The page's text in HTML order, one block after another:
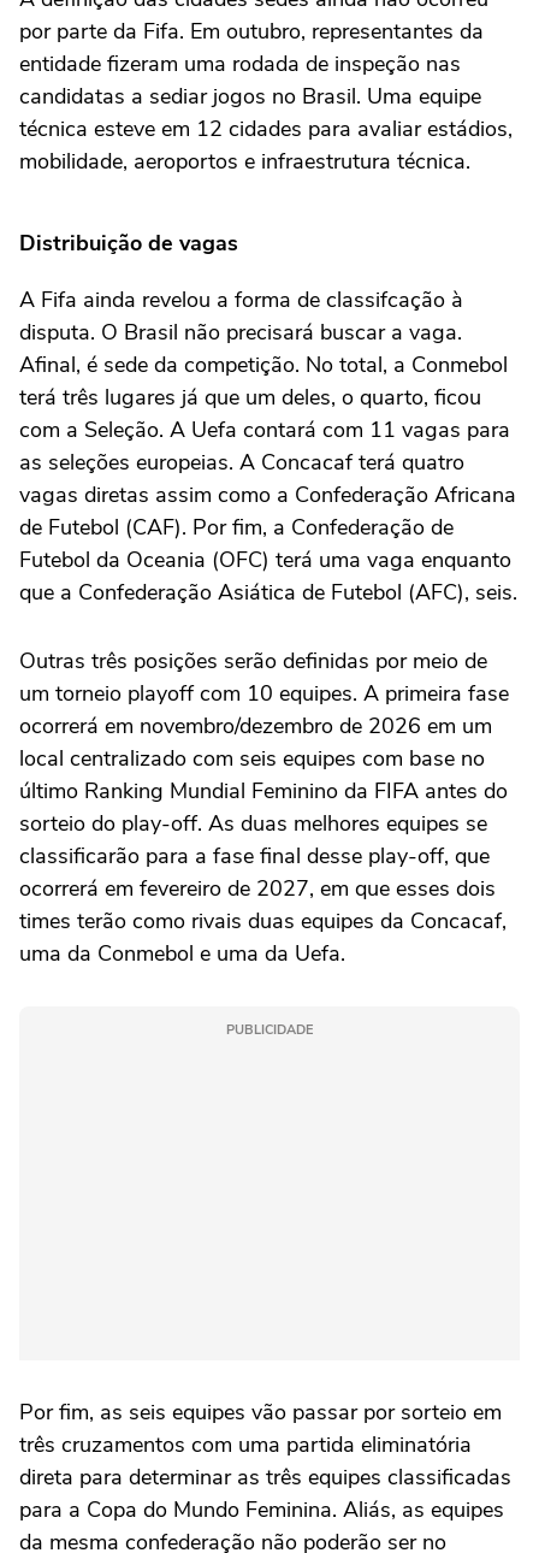
por parte da Fifa. Em outubro, representantes da
entidade fizeram uma rodada de inspeção nas
candidatas a sediar jogos no Brasil. Uma equipe
técnica esteve em 12 cidades para avaliar estádios,
mobilidade, aeroportos e infraestrutura técnica.
Distribuição de vagas
A Fifa ainda revelou a forma de classifcação à
disputa. O Brasil não precisará buscar a vaga.
Afinal, é sede da competição. No total, a Conmebol
terá três lugares já que um deles, o quarto, ficou
com a Seleção. A Uefa contará com 11 vagas para
as seleções europeias. A Concacaf terá quatro
vagas diretas assim como a Confederação Africana
de Futebol (CAF). Por fim, a Confederação de
Futebol da Oceania (OFC) terá uma vaga enquanto
que a Confederação Asiática de Futebol (AFC), seis.
Outras três posições serão definidas por meio de
um torneio playoff com 10 equipes. A primeira fase
ocorrerá em novembro/dezembro de 2026 em um
local centralizado com seis equipes com base no
último Ranking Mundial Feminino da FIFA antes do
sorteio do play-off. As duas melhores equipes se
classificarão para a fase final desse play-off, que
ocorrerá em fevereiro de 2027, em que esses dois
times terão como rivais duas equipes da Concacaf,
uma da Conmebol e uma da Uefa.
PUBLICIDADE
Por fim, as seis equipes vão passar por sorteio em
três cruzamentos com uma partida eliminatória
direta para determinar as três equipes classificadas
para a Copa do Mundo Feminina. Aliás, as equipes
da mesma confederação não poderão ser no